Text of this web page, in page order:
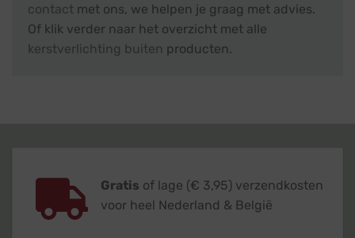
contact met ons, we helpen je graag met advies.
Of klik verder naar het overzicht met alle
kerstverlichting buiten producten.
Gratis of lage (€ 3,95) verzendkosten
voor heel Nederland & België